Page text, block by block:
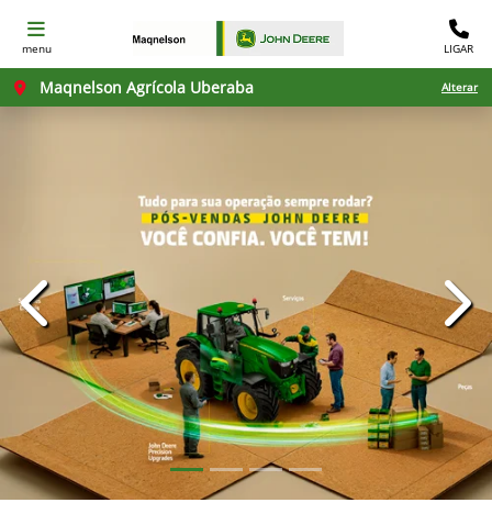
menu LIGAR
Maqnelson Agrícola Uberaba Alterar